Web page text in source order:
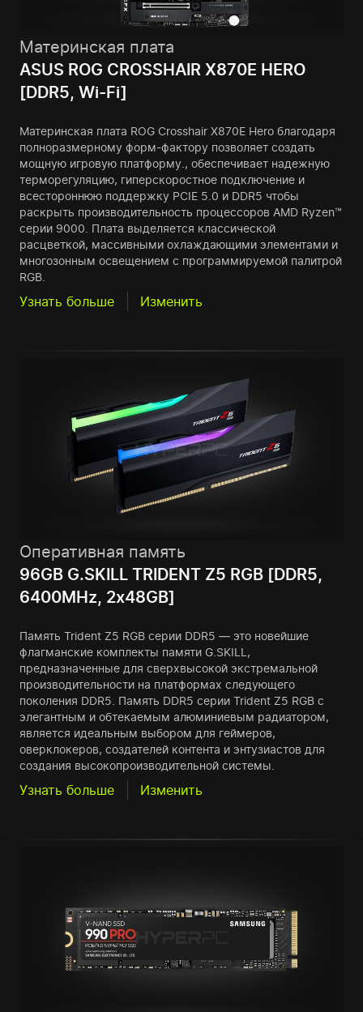
Материнская плата
ASUS ROG CROSSHAIR X870E HERO
[DDR5, Wi-Fi]
Материнская плата ROG Crosshair X870E Hero благодаря
полноразмерному форм-фактору позволяет создать
мощную игровую платформу., обеспечивает надежную
терморегуляцию, гиперскоростное подключение и
всестороннюю поддержку PCIE 5.0 и DDR5 чтобы
раскрыть производительность процессоров AMD Ryzen™
серии 9000. Плата выделяется классической
расцветкой, массивными охлаждающими элементами и
многозонным освещением с программируемой палитрой
RGB.
Узнать больше Изменить
Оперативная память
96GB G.SKILL TRIDENT Z5 RGB [DDR5,
6400MHz, 2x48GB]
Память Trident Z5 RGB серии DDR5 — это новейшие
флагманские комплекты памяти G.SKILL,
предназначенные для сверхвысокой экстремальной
производительности на платформах следующего
поколения DDR5. Память DDR5 серии Trident Z5 RGB с
элегантным и обтекаемым алюминиевым радиатором,
является идеальным выбором для геймеров,
оверклокеров, создателей контента и энтузиастов для
создания высокопроизводительной системы.
Узнать больше Изменить